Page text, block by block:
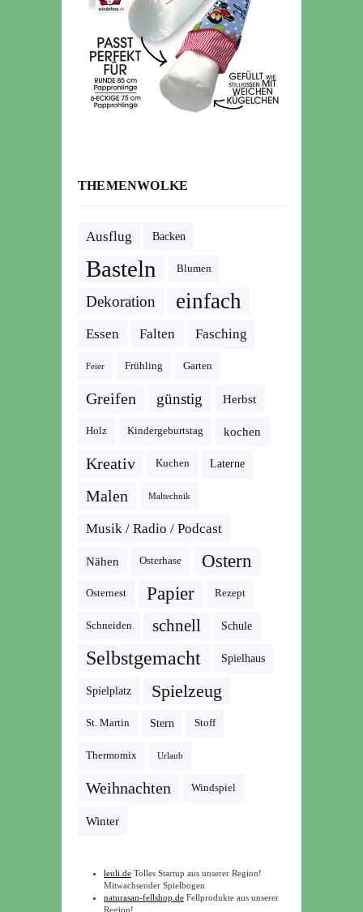
THEMENWOLKE
Ausflug Backen
Basteln Blumen
Dekoration einfach
Essen Falten Fasching
Feier Frühling Garten
Greifen günstig Herbst
Holz Kindergeburtstag kochen
Kreativ Kuchen Laterne
Malen Maltechnik
Musik / Radio / Podcast
Nähen Osterhase Ostern
Osternest Papier Rezept
Schneiden schnell Schule
Selbstgemacht Spielhaus
Spielplatz Spielzeug
St. Martin Stern Stoff
Thermomix Urlaub
Weihnachten Windspiel
Winter
leuli.de Tolles Startup aus unserer Region!
Mitwachsender Spielbogen
naturasan-fellshop.de Fellprodukte aus unserer
Region!